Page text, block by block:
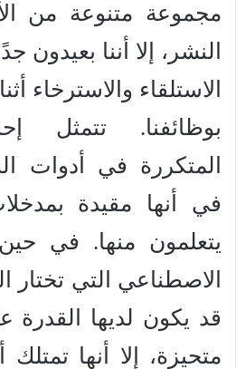
مجموعة متنوعة من
النشر، إلا أننا
الاستلقاء والاسترخاء
بوظائفنا. تتمثل
المتكررة في أدوات
في أنها مقيدة
يتعلمون منها. في
الاصطناعي التي تختار
قد يكون لديها القدرة
متحيزة، إلا أنها